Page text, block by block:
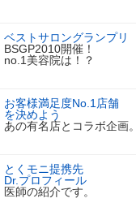
ベストサロングランプリ
BSGP2010開催！
no.1美容院は！？
お客様満足度No.1店舗
を決めよう
あの有名店とコラボ企画。
とくモニ提携先
Dr.プロフィール
医師の紹介です。